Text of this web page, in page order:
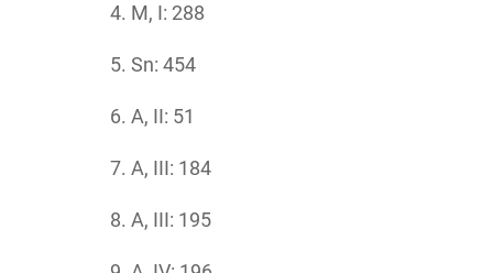
M, I: 288
Sn: 454
A, II: 51
A, III: 184
A, III: 195